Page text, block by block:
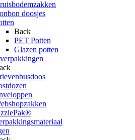
doosjes
Back
PET Potten
Glazen potten